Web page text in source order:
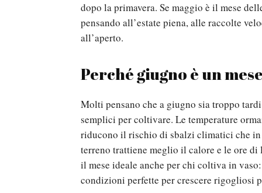
dopo la primavera. Se maggio è il mese
pensando all’estate piena, alle raccolte
all’aperto.
Perché giugno è un
Molti pensano che a giugno sia troppo
semplici per coltivare. Le temperature
riducono il rischio di sbalzi climatici che
terreno trattiene meglio il calore e le ore
il mese ideale anche per chi coltiva in
condizioni perfette per crescere rigogliosi